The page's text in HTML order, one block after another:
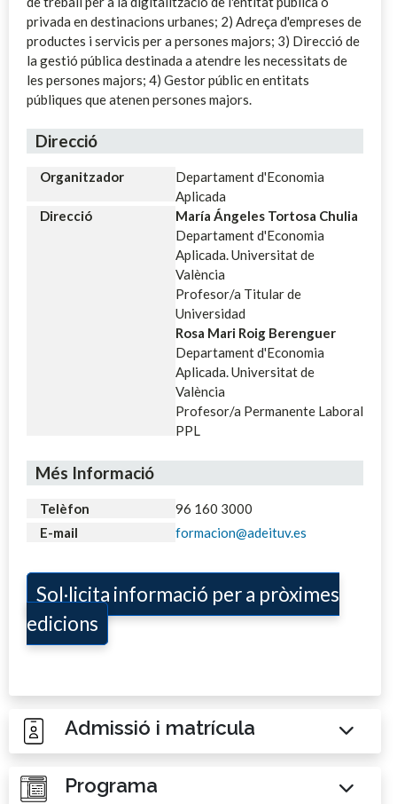
privada en destinacions urbanes; 2) Adreça d'empreses de
productes i servicis per a persones majors; 3) Direcció de
la gestió pública destinada a atendre les necessitats de
les persones majors; 4) Gestor públic en entitats
públiques que atenen persones majors.
Direcció
Organitzador
Departament d'Economia
Aplicada
Direcció
María Ángeles Tortosa Chulia
Departament d'Economia
Aplicada. Universitat de
València
Profesor/a Titular de
Universidad
Rosa Mari Roig Berenguer
Departament d'Economia
Aplicada. Universitat de
València
Profesor/a Permanente Laboral
PPL
Més Informació
Telèfon
96 160 3000
E-mail
formacion@adeituv.es
Sol·licita informació per a pròximes
edicions
Admissió i matrícula
Programa